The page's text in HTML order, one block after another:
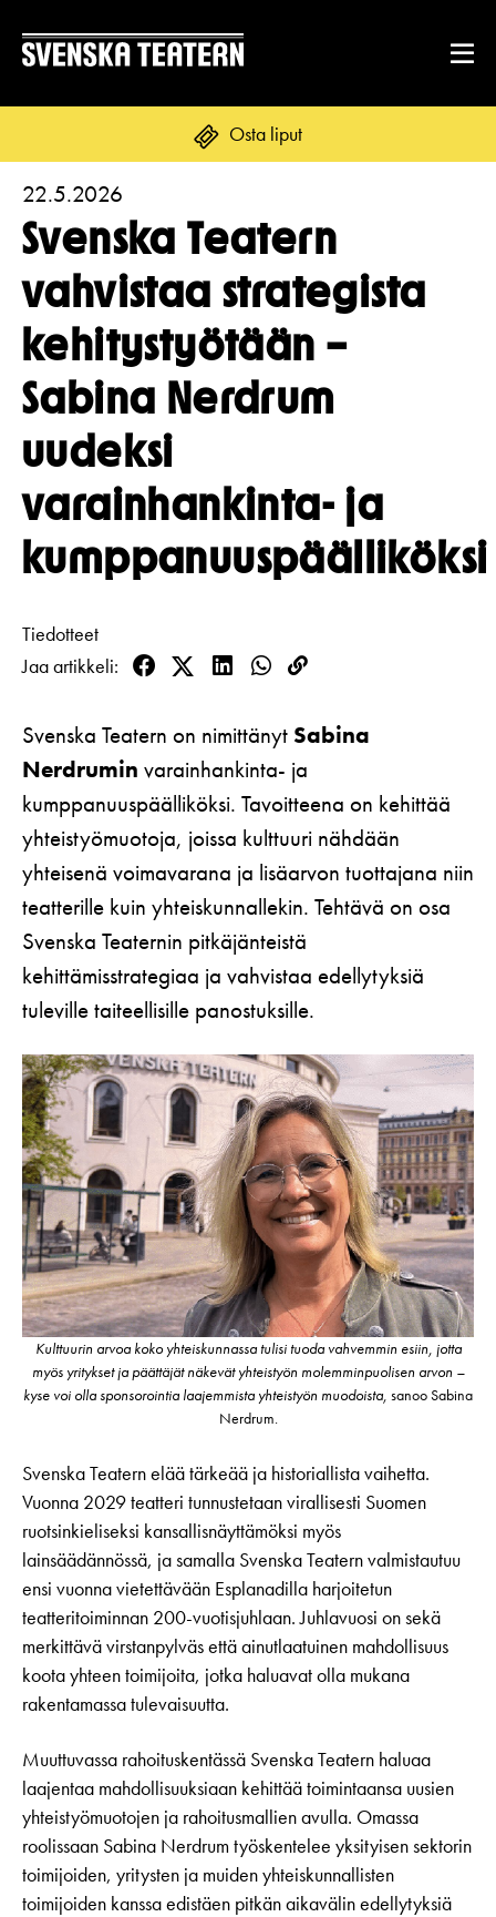
Osta liput
Suomi
OHJELMISTO & LIPUT
Ohjelmisto
Kalenteri
Asiakaspalvelu
Liput
Lahjakortti
Nuoret
Katsomokartta
ENNEN VIERAILUA
Tekstitys
Yleisötyö
Ruoka & juoma
Usein kysytyt kysymykset
RYHMILLE JA YRITYKSILLE
Ryhmät ja teatterilähettiläät
Koulut
Yritykset
TEATTERISTA
Näyttelijät
Historia
Yhteystiedot
Uutiskirje
Medialle
Svenska Teatern Live
KIRJAUDU
Svenska Teatern
vahvistaa strategista
kehitystyötään –
Sabina Nerdrum
uudeksi
varainhankinta- ja
kumppanuuspäälliköksi
22.5.2026
Tiedotteet
Jaa artikkeli
Facebook
TwitterLinkedInWhatsApp
Kopioi
Svenska Teatern on nimittänyt Sabina
Nerdrumin varainhankinta- ja
kumppanuuspäälliköksi. Tavoitteena on kehittää
yhteistyömuotoja, joissa kulttuuri nähdään
yhteisenä voimavarana ja lisäarvon tuottajana niin
teatterille kuin yhteiskunnallekin. Tehtävä on osa
Svenska Teaternin pitkäjänteistä
kehittämisstrategiaa ja vahvistaa edellytyksiä
tuleville taiteellisille panostuksille.
Kulttuurin arvoa koko yhteiskunnassa tulisi tuoda vahvemmin esiin, jotta
myös yritykset ja päättäjät näkevät yhteistyön molemminpuolisen arvon –
kyse voi olla sponsorointia laajemmista yhteistyön muodoista, sanoo Sabina
Nerdrum.
Svenska Teatern elää tärkeää ja historiallista vaihetta.
Vuonna 2029 teatteri tunnustetaan virallisesti Suomen
ruotsinkieliseksi kansallisnäyttämöksi myös
lainsäädännössä, ja samalla Svenska Teatern valmistautuu
ensi vuonna vietettävään Esplanadilla harjoitetun
teatteritoiminnan 200-vuotisjuhlaan. Juhlavuosi on sekä
merkittävä virstanpylväs että ainutlaatuinen mahdollisuus
koota yhteen toimijoita, jotka haluavat olla mukana
rakentamassa tulevaisuutta.
Muuttuvassa rahoituskentässä Svenska Teatern haluaa
laajentaa mahdollisuuksiaan kehittää toimintaansa uusien
yhteistyömuotojen ja rahoitusmallien avulla. Omassa
roolissaan Sabina Nerdrum työskentelee yksityisen sektorin
toimijoiden, yritysten ja muiden yhteiskunnallisten
toimijoiden kanssa edistäen pitkän aikavälin edellytyksiä